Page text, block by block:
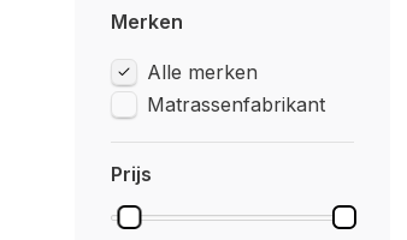
Merken
Alle merken
Matrassenfabrikant
Prijs